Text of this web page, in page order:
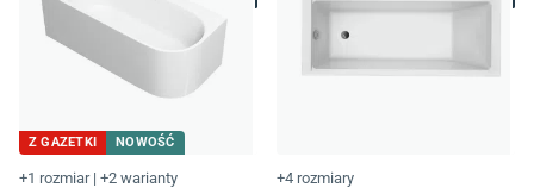
Z GAZETKI NOWOŚĆ
+1 rozmiar | +2 warianty +4 rozmiary